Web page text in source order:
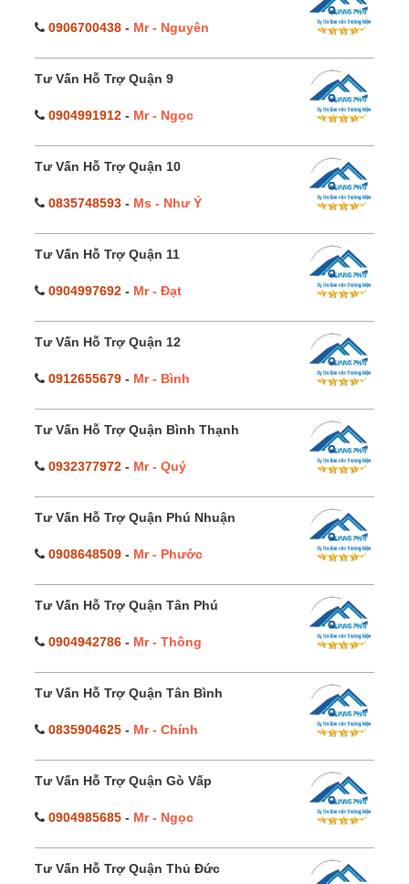
0906700438 - Mr - Nguyên
Tư Vấn Hỗ Trợ Quận 9
0904991912 - Mr - Ngọc
Tư Vấn Hỗ Trợ Quận 10
0835748593 - Ms - Như Ý
Tư Vấn Hỗ Trợ Quận 11
0904997692 - Mr - Đạt
Tư Vấn Hỗ Trợ Quận 12
0912655679 - Mr - Bình
Tư Vấn Hỗ Trợ Quận Bình Thạnh
0932377972 - Mr - Quý
Tư Vấn Hỗ Trợ Quận Phú Nhuận
0908648509 - Mr - Phước
Tư Vấn Hỗ Trợ Quận Tân Phú
0904942786 - Mr - Thông
Tư Vấn Hỗ Trợ Quận Tân Bình
0835904625 - Mr - Chính
Tư Vấn Hỗ Trợ Quận Gò Vấp
0904985685 - Mr - Ngọc
Tư Vấn Hỗ Trợ Quận Thủ Đức